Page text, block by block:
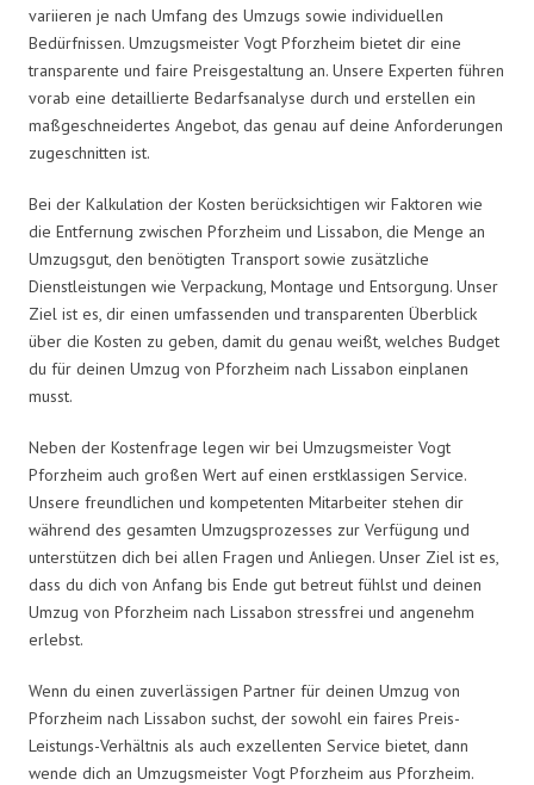
variieren je nach Umfang des Umzugs sowie individuellen
Bedürfnissen. Umzugsmeister Vogt Pforzheim bietet dir eine
transparente und faire Preisgestaltung an. Unsere Experten führen
vorab eine detaillierte Bedarfsanalyse durch und erstellen ein
maßgeschneidertes Angebot, das genau auf deine Anforderungen
zugeschnitten ist.
Bei der Kalkulation der Kosten berücksichtigen wir Faktoren wie
die Entfernung zwischen Pforzheim und Lissabon, die Menge an
Umzugsgut, den benötigten Transport sowie zusätzliche
Dienstleistungen wie Verpackung, Montage und Entsorgung. Unser
Ziel ist es, dir einen umfassenden und transparenten Überblick
über die Kosten zu geben, damit du genau weißt, welches Budget
du für deinen Umzug von Pforzheim nach Lissabon einplanen
musst.
Neben der Kostenfrage legen wir bei Umzugsmeister Vogt
Pforzheim auch großen Wert auf einen erstklassigen Service.
Unsere freundlichen und kompetenten Mitarbeiter stehen dir
während des gesamten Umzugsprozesses zur Verfügung und
unterstützen dich bei allen Fragen und Anliegen. Unser Ziel ist es,
dass du dich von Anfang bis Ende gut betreut fühlst und deinen
Umzug von Pforzheim nach Lissabon stressfrei und angenehm
erlebst.
Wenn du einen zuverlässigen Partner für deinen Umzug von
Pforzheim nach Lissabon suchst, der sowohl ein faires Preis-
Leistungs-Verhältnis als auch exzellenten Service bietet, dann
wende dich an Umzugsmeister Vogt Pforzheim aus Pforzheim.